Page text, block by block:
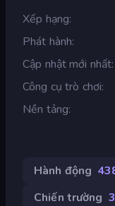
Xếp hạng
Phát hành
Cập nhật mới nhất
Công cụ trò chơi
Nền tảng
Hành động
Chiến trường